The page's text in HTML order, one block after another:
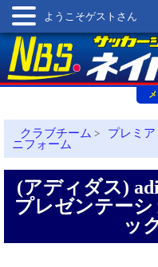
ようこそゲストさん
クラブチーム > プレミ
ニフォーム
(アディダス)
プレゼンテー
ッ